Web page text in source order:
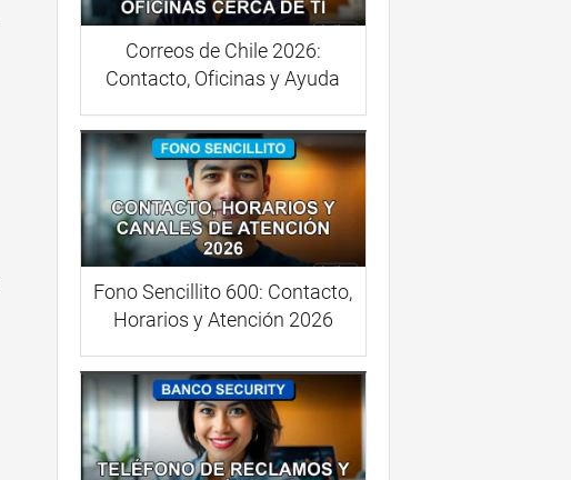
Correos de Chile 2026:
Contacto, Oficinas y Ayuda
Fono Sencillito 600: Contacto,
Horarios y Atención 2026